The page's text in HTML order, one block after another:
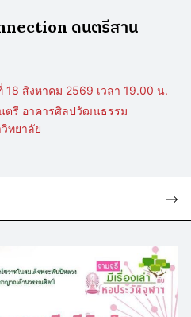
ดนตรีสาน
18 สิงหาคม 2569 เวลา 19.00 น.
ตรี อาคารศิลปวัฒนธรรม
ทยาลัย